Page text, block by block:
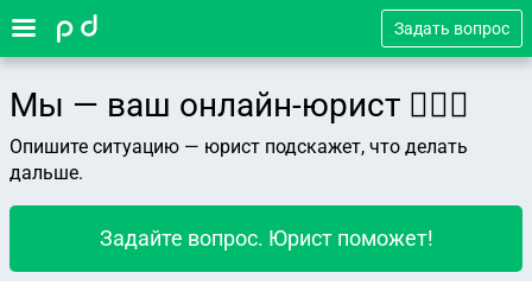
Задать вопрос
Мы — ваш онлайн-юрист 👨🏻‍⚖️
Опишите ситуацию — юрист подскажет, что делать
дальше.
Задайте вопрос. Юрист поможет!